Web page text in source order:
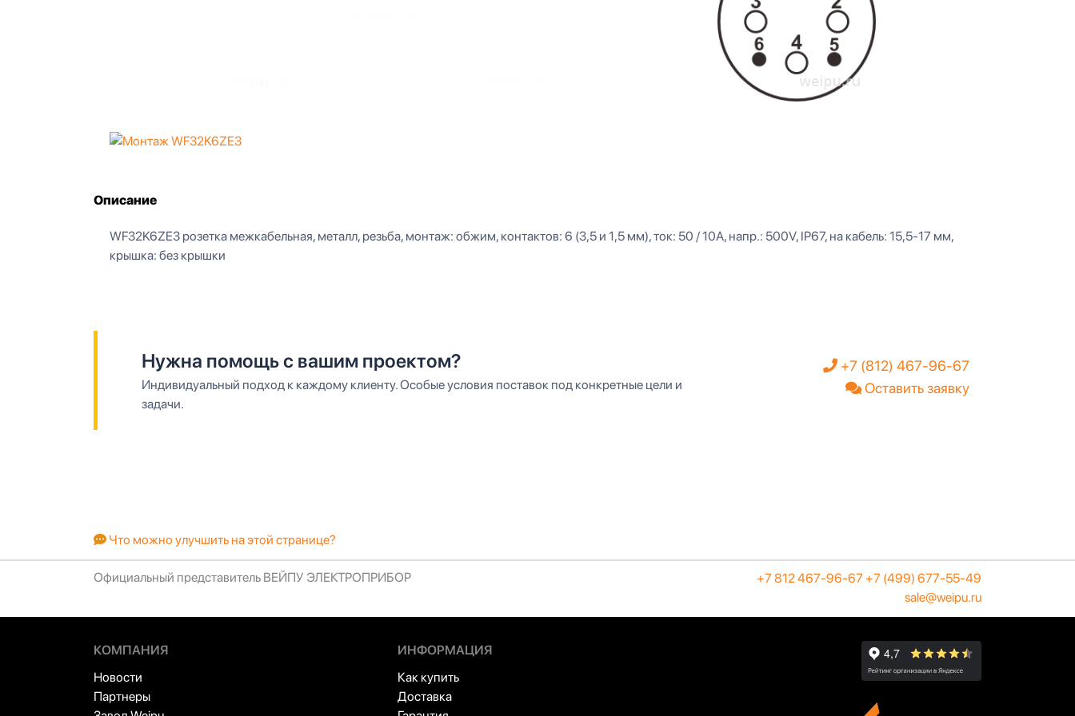
Описание
WF32K6ZE3 розетка межкабельная, металл, резьба, монтаж: обжим, контактов: 6 (3,5 и 1,5 мм), ток: 50 / 10А, напр.: 500V, IP67, на кабель: 15,5-17 мм,
крышка: без крышки
Нужна помощь с вашим проектом?
Индивидуальный подход к каждому клиенту. Особые условия поставок под конкретные цели и
задачи.
+7 (812) 467-96-67
Оставить заявку
Что можно улучшить на этой странице?
Официальный представитель ВЕЙПУ ЭЛЕКТРОПРИБОР +7 812 467-96-67 +7 (499) 677-55-49
sale@weipu.ru
КОМПАНИЯ
Новости
Партнеры
ИНФОРМАЦИЯ
Как купить
Доставка